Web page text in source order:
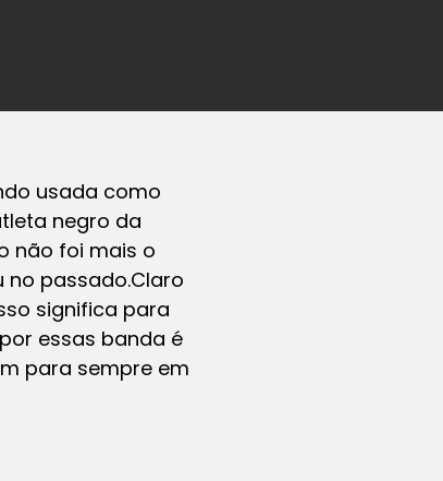
usada como
negro da
não foi mais o
no passado.Claro
significa para
essas banda é
para sempre em